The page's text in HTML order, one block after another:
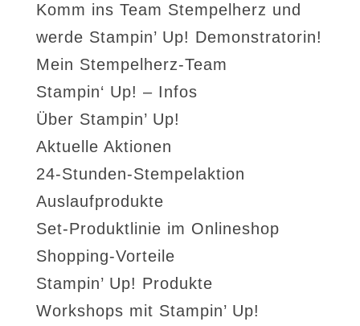
Komm ins Team Stempelherz und
werde Stampin’ Up! Demonstratorin!
Mein Stempelherz-Team
Stampin‘ Up! – Infos
Über Stampin’ Up!
Aktuelle Aktionen
24-Stunden-Stempelaktion
Auslaufprodukte
Set-Produktlinie im Onlineshop
Shopping-Vorteile
Stampin’ Up! Produkte
Workshops mit Stampin’ Up!